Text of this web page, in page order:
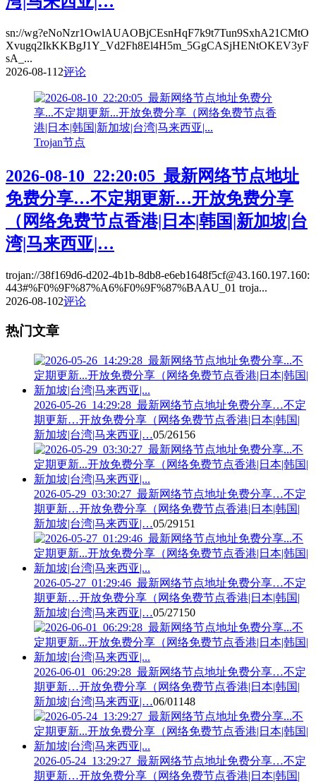
sn://wg?eNoNzr1OwlAUAOBjCEsnHqF7k9t7Tun9SxhA21CMtO
Xvugq2IkKKBgJ1Y_Vd2Fh8El4H5m_5GgCASjHENtOKEV3yF
sA_...
2026-08-11 2评论
Trojan节点
2026-08-10_22:20:05_最新网络节点地址
免费分享…不定期更新…开放免费分享
（网络免费节点香港|日本|韩国|新加坡|台
湾|马来西亚|…
trojan://38f169d6-d202-4b1b-8db8-e6eb1648f5cf@43.160.197.160:
443#%F0%9F%87%A6%F0%9F%87%BAAU_01 troja...
2026-08-102评论
热门文章
2026-05-26_14:29:28_最新网络节点地址免费分享…不定
期更新…开放免费分享（网络免费节点香港|日本|韩国|
新加坡|台湾|马来西亚|…05/26156
2026-05-29_03:30:27_最新网络节点地址免费分享…不定
期更新…开放免费分享（网络免费节点香港|日本|韩国|
新加坡|台湾|马来西亚|…05/29151
2026-05-27_01:29:46_最新网络节点地址免费分享…不定
期更新…开放免费分享（网络免费节点香港|日本|韩国|
新加坡|台湾|马来西亚|…05/27150
2026-06-01_06:29:28_最新网络节点地址免费分享…不定
期更新…开放免费分享（网络免费节点香港|日本|韩国|
新加坡|台湾|马来西亚|…06/01 148
2026-05-24_13:29:27_最新网络节点地址免费分享…不定
期更新…开放免费分享（网络免费节点香港|日本|韩国|